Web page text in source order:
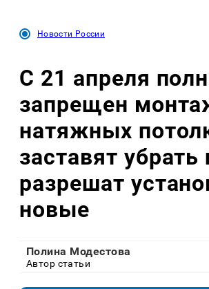
Новости России
С 21 апреля
запрещен
натяжных
заставят убрать
разрешат
новые
Полина Модестова
Автор статьи